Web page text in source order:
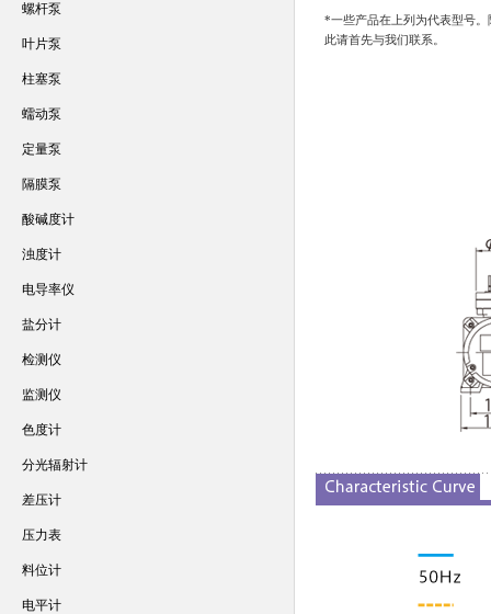
*一些产品在上列为代表型号。
此请首先与我们联系。
螺杆泵
叶片泵
柱塞泵
蠕动泵
定量泵
隔膜泵
酸碱度计
浊度计
电导率仪
盐分计
检测仪
监测仪
色度计
分光辐射计
差压计
压力表
料位计
电平计